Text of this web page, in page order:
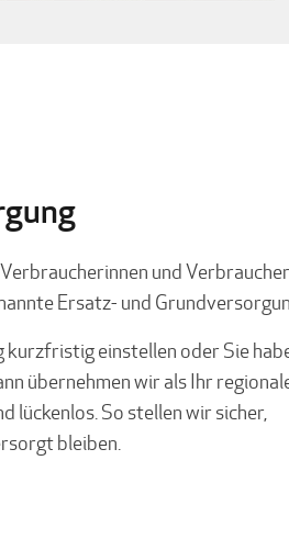
und Verbraucher
Ersatz- und
einstellen oder Sie
übernehmen wir als Ihr
lückenlos. So stellen wir sicher,
bleiben.